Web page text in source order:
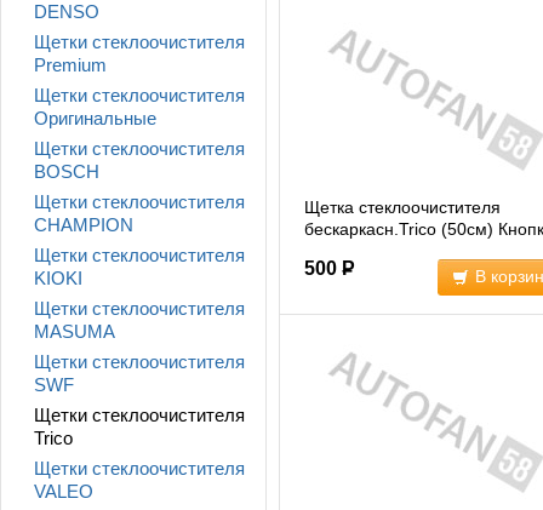
DENSO
Щетки стеклоочистителя
Premium
Щетки стеклоочистителя
Оригинальные
Щетки стеклоочистителя
BOSCH
Щетки стеклоочистителя
CHAMPION
Щетки стеклоочистителя
KIOKI
Щетки стеклоочистителя
MASUMA
Щетки стеклоочистителя
SWF
Щетки стеклоочистителя
Trico
Щетки стеклоочистителя
VALEO
Щетка стеклоочистителя
бескаркасн.Trico (50см)
500 Р В